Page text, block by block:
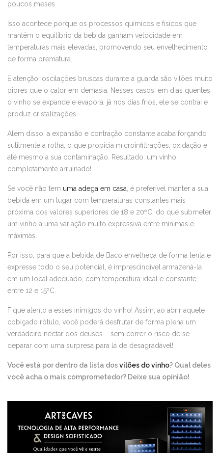
poucos meses.
Isso acontece porque os processos químicos e físicos que
mantêm o equilíbrio da bebida ganham velocidade em
temperaturas mais elevadas, promovendo seu envelhecimento
de forma prematura.
E atenção: oscilações bruscas durante a guarda são vilões muito
piores que o calor em demasia. Nesses casos, em dias quentes,
o vinho se expande e evapora; já nos dias frios, ele se contrai e
produz cristalizações.
Além disso, a expansão e contração constante acaba forçando
sutilmente a rolha, o que propicia microinfiltrações, oxidação e
até mesmo a sua contaminação. Resultado: um vinho
completamente arruinado!
Se você não tem uma adega em casa , é preferível manter a sua
bebida em um lugar com temperaturas constantes mais
próxima dos valores superiores de 18 e 20ºC, do que submeter
um vinho a uma variação muito expressiva entre mínimas e
máximas.
Por isso, para que a bebida de Baco envelheça de forma lenta e
expresse todo o seu potencial, é imprescindível armazená-la
em um local adequado, com temperatura ideal e constante,
entre 12 e 15ºC.
Fique atento a esses inimigos do vinho! Assim, ao abrir aquele
cobiçado rótulo, você poderá desfrutar de forma plena um
verdadeiro néctar dos deuses – sem correr o risco de se
deparar com uma surpresa para lá de desagradável!
Você está por dentro da lista dosvilões do vinho? Qual deles
você acha o mais comprometedor? Deixe sua opinião!